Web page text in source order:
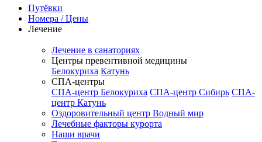
Путёвки
Номера / Цены
Лечение
Лечение в санаториях
Центры превентивной медицины
Белокуриха Катунь
СПА-центры
СПА-центр Белокуриха СПА-центр Сибирь СПА-
центр Катунь
Оздоровительный центр Водный мир
Лечебные факторы курорта
Наши врачи